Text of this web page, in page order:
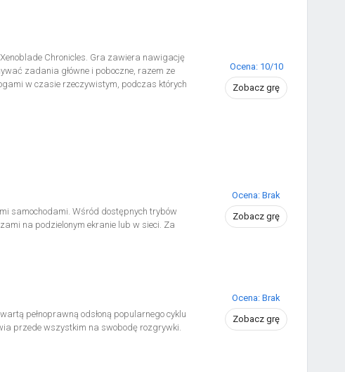
Chronicles. Gra zawiera nawigację
zadania główne i poboczne, razem ze
w czasie rzeczywistym, podczas których
przeżyć ostateczną wersję przygodowego
Ocena: 10/10
Zobacz grę
samochodami. Wśród dostępnych trybów
na podzielonym ekranie lub w sieci. Za
Ocena: Brak
Zobacz grę
pełnoprawną odsłoną popularnego cyklu
przede wszystkim na swobodę rozgrywki.
Ocena: Brak
Zobacz grę